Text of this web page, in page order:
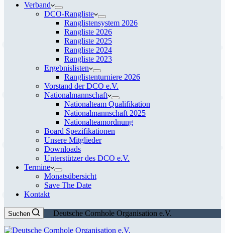
Verband
DCO-Rangliste
Ranglistensystem 2026
Rangliste 2026
Rangliste 2025
Rangliste 2024
Rangliste 2023
Ergebnislisten
Ranglistenturniere 2026
Vorstand der DCO e.V.
Nationalmannschaft
Nationalteam Qualifikation
Nationalmannschaft 2025
Nationalteamordnung
Board Spezifikationen
Unsere Mitglieder
Downloads
Unterstützer des DCO e.V.
Termine
Monatsübersicht
Save The Date
Kontakt
Suchen Deutsche Cornhole Organisation e.V.